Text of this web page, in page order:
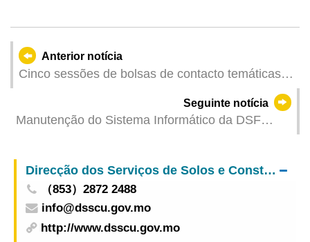
Anterior notícia
Cinco sessões de bolsas de contacto temáticas
“Economia de Estreia @Macau”Seguinte notícia
Manutenção do Sistema Informático da DSF
de 22 a 23 de Março
Direcção dos Serviços de Solos e Construção Urbana
（853）2872 2488
info@dsscu.gov.mo
http://www.dsscu.gov.mo